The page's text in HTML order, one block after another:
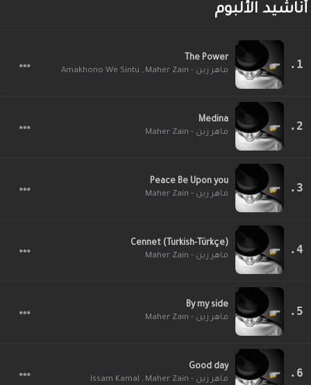
أناشيد الألبوم
The Power
ماهر زين - Maher Zain ,
Amakhono We Sintu
Medina
ماهر زين - Maher Zain
Peace Be Upon you
ماهر زين - Maher Zain
Cennet (Turkish-Türkçe)
ماهر زين - Maher Zain
By my side
ماهر زين - Maher Zain
Good day
ماهر زين - Maher Zain ,
Issam Kamal